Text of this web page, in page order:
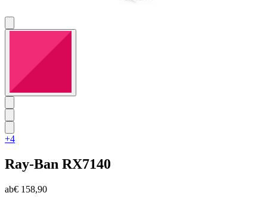
+4
Ray-Ban RX7140
ab€ 158,90